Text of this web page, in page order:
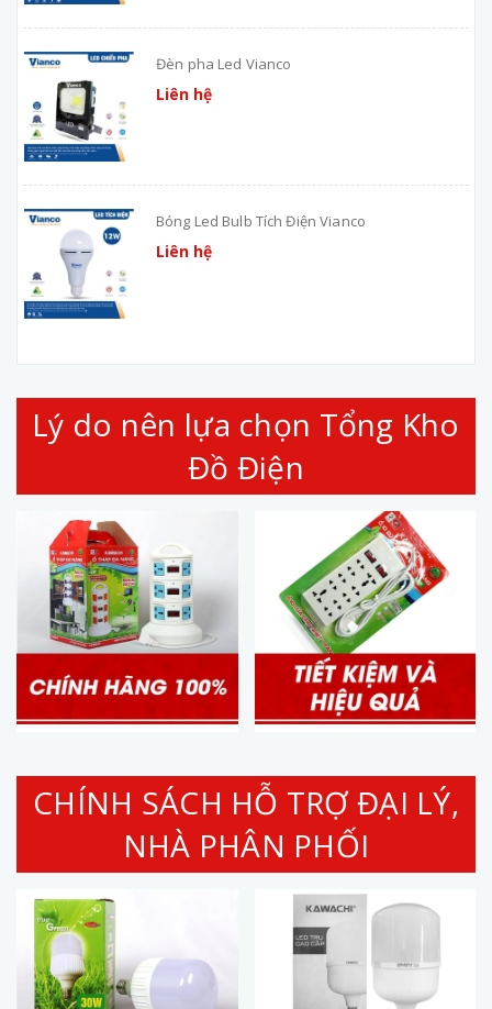
Đèn pha Led Vianco
Liên hệ
Bóng Led Bulb Tích Điện Vianco
Liên hệ
Lý do nên lựa chọn Tổng Kho
Đồ Điện
CHÍNH SÁCH HỖ TRỢ ĐẠI LÝ,
NHÀ PHÂN PHỐI